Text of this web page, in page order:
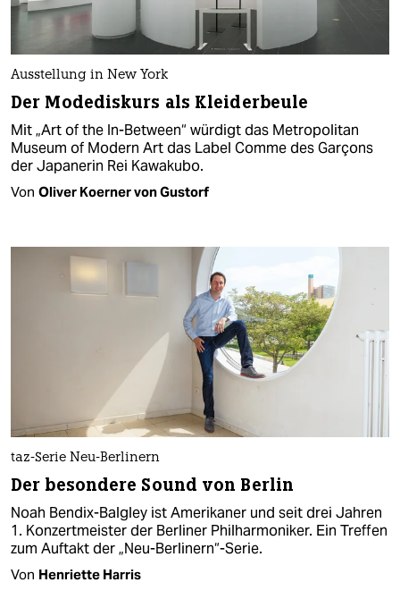
Ausstellung in New York
Der Modediskurs als Kleiderbeule
Mit „Art of the In-Between“ würdigt das Metropolitan
Museum of Modern Art das Label Comme des Garçons
der Japanerin Rei Kawakubo.
Von Oliver Koerner von Gustorf
taz-Serie Neu-Berlinern
Der besondere Sound von Berlin
Noah Bendix-Balgley ist Amerikaner und seit drei Jahren
1. Konzertmeister der Berliner Philharmoniker. Ein Treffen
zum Auftakt der „Neu-Berlinern“-Serie.
Von Henriette Harris